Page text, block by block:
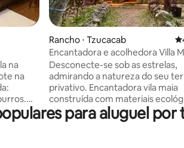
na
na
e
Rancho ⋅ Tzucacab
Encantadora e acolhedora Villa
tradicional
Desconecte-se sob as estrelas,
admirando a natureza do seu
privativo. Encantadora vila maia
construída com materiais
rodeada pela natureza, hortas
em fazenda sustentável Espaço tipo loft
para aluguel